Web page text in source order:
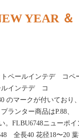
YEAR ＆
トペールインテデ コペ
インテデ コ
のマークが付いており
ランター商品はP.88、
。FLBU6748ニューポイ
全長40 花径18〜20